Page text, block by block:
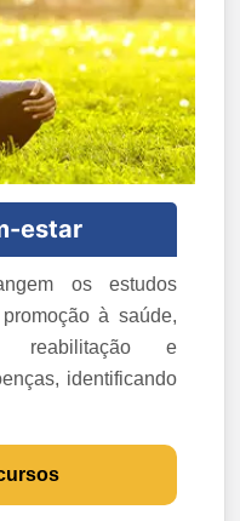
estar
os estudos
à saúde,
reabilitação e
identificando